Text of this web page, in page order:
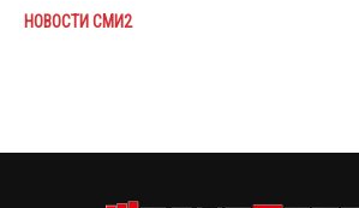
НОВОСТИ СМИ2